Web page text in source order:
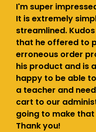
I'm super
It is extremely
streamlined.
that he offered to
erroneous order
his product and is
happy to be able
a teacher and
cart to our
going to make
Thank you!